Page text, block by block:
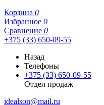
Корзина 0
Избранное 0
Сравнение 0
+375 (33) 650-09-55
Назад
Телефоны
+375 (33) 650-09-55
Отдел продаж
idealson@mail.ru